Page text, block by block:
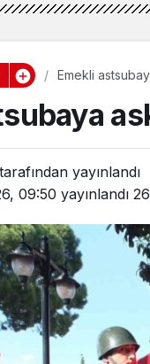
Emekli
tarafından yayınlandı
09:50 yayınlandı